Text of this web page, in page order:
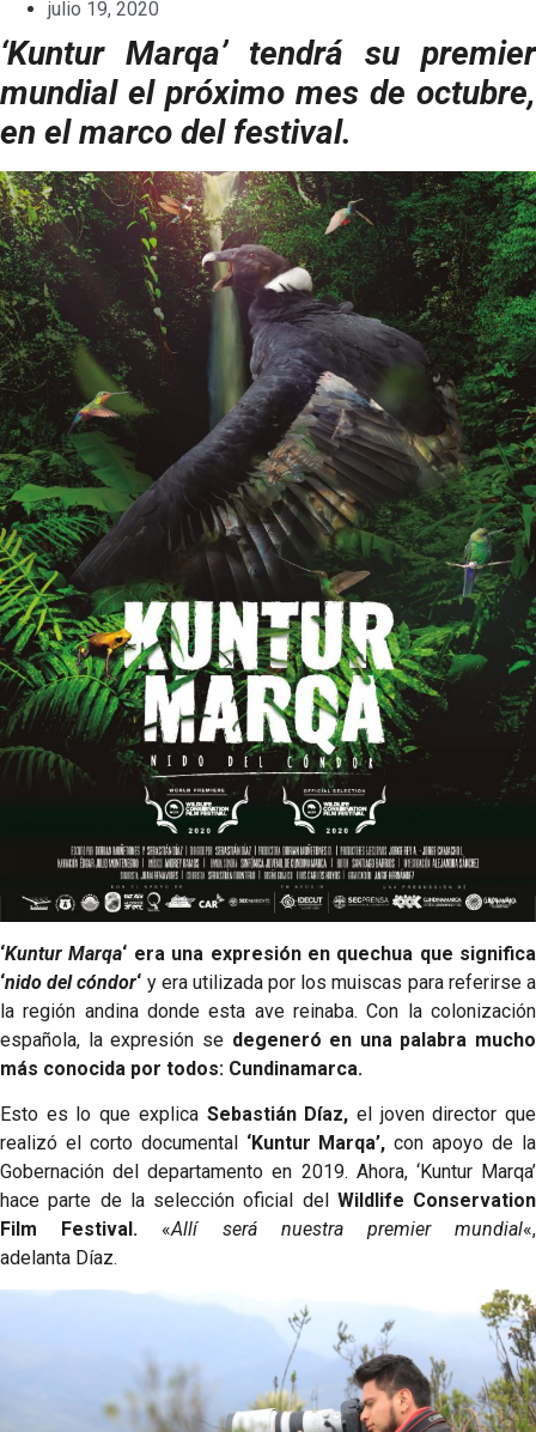
julio 19, 2020
‘Kuntur Marqa’ tendrá su premier
mundial el próximo mes de octubre,
en el marco del festival.
‘Kuntur Marqa‘ era una expresión en quechua que significa
‘nido del cóndor‘ y era utilizada por los muiscas para referirse a
la región andina donde esta ave reinaba. Con la colonización
española, la expresión se degeneró en una palabra mucho
más conocida por todos: Cundinamarca.
Esto es lo que explicaSebastián Díaz, el joven director que
realizó el corto documental ‘Kuntur Marqa’, con apoyo de la
Gobernación del departamento en 2019. Ahora, ‘Kuntur Marqa’
hace parte de la selección oficial del Wildlife Conservation
Film Festival. «Allí será nuestra premier mundial«,
adelanta Díaz.